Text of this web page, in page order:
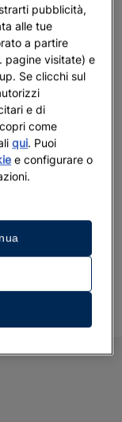
nei nostri
è la scelta
opzioni per
Scopriteli e
pubblicità,
alle tue
a partire
pagine visitate) e
Se clicchi sul
e di
come
qui. Puoi
e configurare o